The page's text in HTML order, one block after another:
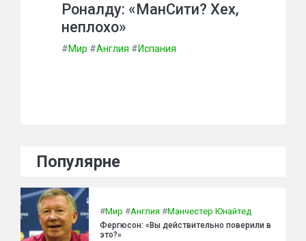
Роналду: «МанСити? Хех,
неплохо»
#Мир #Англия #Испания
Популярне
#Мир #Англия #Манчестер Юнайтед
Фергюсон: «Вы действительно поверили в
это?»